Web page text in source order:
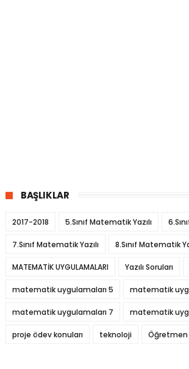
BAŞLIKLAR
2017-2018 5.Sınıf Matematik Yazılı
7.Sınıf Matematik Yazılı 8.Sınıf Matematik
MATEMATİK UYGULAMALARI Yazılı Soruları
matematik uygulamaları 5 matematik
matematik uygulamaları 7 matematik
proje ödev konuları teknoloji Öğretmen